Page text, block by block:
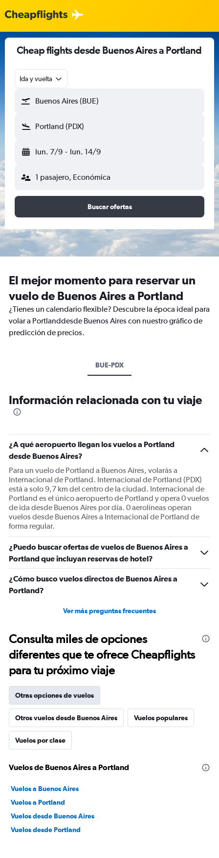
Cheap flights desde Buenos Aires a Portland
Ida y vuelta
Buenos Aires (BUE)
Portland (PDX)
lun. 7/9 - lun. 14/9
1 pasajero, Económica
Buscar ofertas
El mejor momento para reservar un
vuelo de Buenos Aires a Portland
¿Tienes un calendario flexible? Descubre la época ideal para
volar a Portlanddesde Buenos Aires con nuestro gráfico de
predicción de precios.
BUE-PDX
Información relacionada con tu viaje
¿A qué aeropuerto llegan los vuelos a Portland
desde Buenos Aires?
Para un vuelo de Portland a Buenos Aires, volarás a
Internacional de Portland. Internacional de Portland (PDX)
está a solo 9,7 km del centro de la ciudad. Internacional de
Portland es el único aeropuerto de Portland y opera 0 vuelos
de ida desde Buenos Aires por día. 0 aerolíneas operan
vuelos desde Buenos Aires a Internacional de Portland de
forma regular.
¿Puedo buscar ofertas de vuelos de Buenos Aires a
Portland que incluyan reservas de hotel?
¿Cómo busco vuelos directos de Buenos Aires a
Portland?
Ver más preguntas frecuentes
Consulta miles de opciones
diferentes que te ofrece Cheapflights
para tu próximo viaje
Otras opciones de vuelos
Otros vuelos desde Buenos Aires Vuelos populares
Vuelos por clase
Vuelos de Buenos Aires a Portland
Vuelos a Buenos Aires
Vuelos a Portland
Vuelos desde Buenos Aires
Vuelos desde Portland